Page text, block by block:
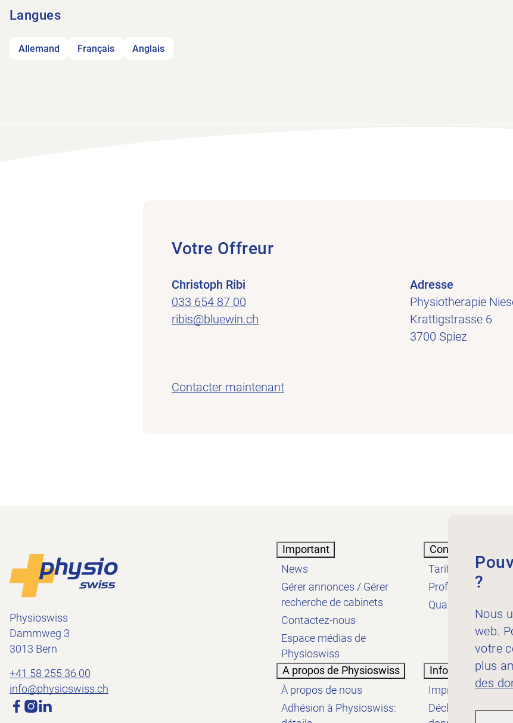
Langues
Allemand Français Anglais
Votre Offreur
Christoph Ribi
033 654 87 00
ribis@bluewin.ch
Adresse
Physiotherapie
Krattigstrasse 6
3700 Spiez
Contacter maintenant
Footer
Physioswiss
Dammweg 3
3013 Bern
+41 58 255 36 00
info@physioswiss.ch
Médias sociaux
Important
News
Gérer annonces / Gérer
recherche de cabinets
Contactez-nous
Espace médias de
Physioswiss
Connaissances
Tarifs
Profession
Qualité
A propos de Physioswiss
À propos de nous
Adhésion à Physioswiss:
Informations
Impressum
Déclaration de
?
Nous
web.
votre
plus
des